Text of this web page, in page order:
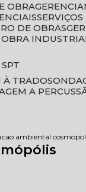
OBRA
DE OBRAS
OBRA
À TRADO
A
ambiental